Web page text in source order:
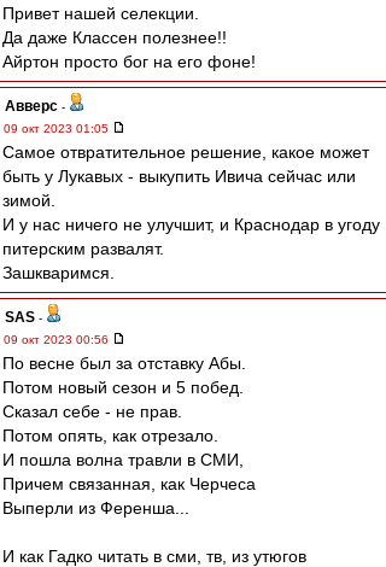
Привет нашей селекции.
Да даже Классен полезнее!!
Айртон просто бог на его фоне!
Авверс -
09 окт 2023 01:05
Самое отвратительное решение, какое может
быть у Лукавых - выкупить Ивича сейчас или
зимой.
И у нас ничего не улучшит, и Краснодар в угоду
питерским развалят.
Зашкваримся.
SAS -
09 окт 2023 00:56
По весне был за отставку Абы.
Потом новый сезон и 5 побед.
Сказал себе - не прав.
Потом опять, как отрезало.
И пошла волна травли в СМИ,
Причем связанная, как Черчеса
Выперли из Ференша...
И как Гадко читать в сми, тв, из утюгов